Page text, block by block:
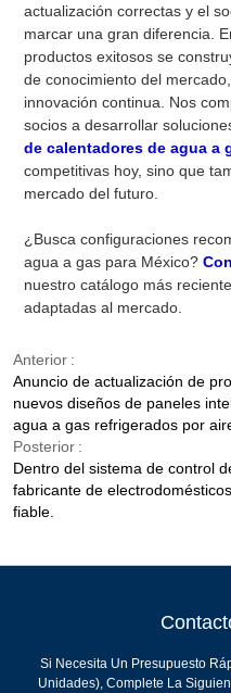
actualización correctas y el
marcar una gran diferencia.
productos exitosos se
de conocimiento del
innovación continua. Nos
socios a desarrollar
de calentadores de agua a
competitivas hoy, sino que
mercado del futuro.
¿Busca configuraciones
agua a gas para México?
nuestro catálogo más
adaptadas al mercado.
Anterior
Anuncio de actualización de
nuevos diseños de paneles
agua a gas refrigerados por
Posterior
Dentro del sistema de control
fabricante de
fiable.
Si Necesita Un Presupuesto
Unidades), Complete La